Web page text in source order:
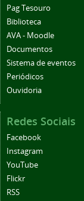
Pag Tesouro
Biblioteca
AVA - Moodle
Documentos
Sistema de eventos
Periódicos
Ouvidoria
Redes Sociais
Facebook
Instagram
YouTube
Flickr
RSS